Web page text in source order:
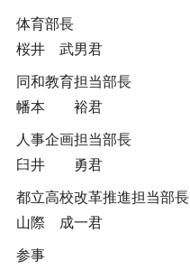
体育部長
桜井 武男君
同和教育担当部長
幡本 裕君
人事企画担当部長
臼井 勇君
都立高校改革推進担当部長
山際 成一君
参事